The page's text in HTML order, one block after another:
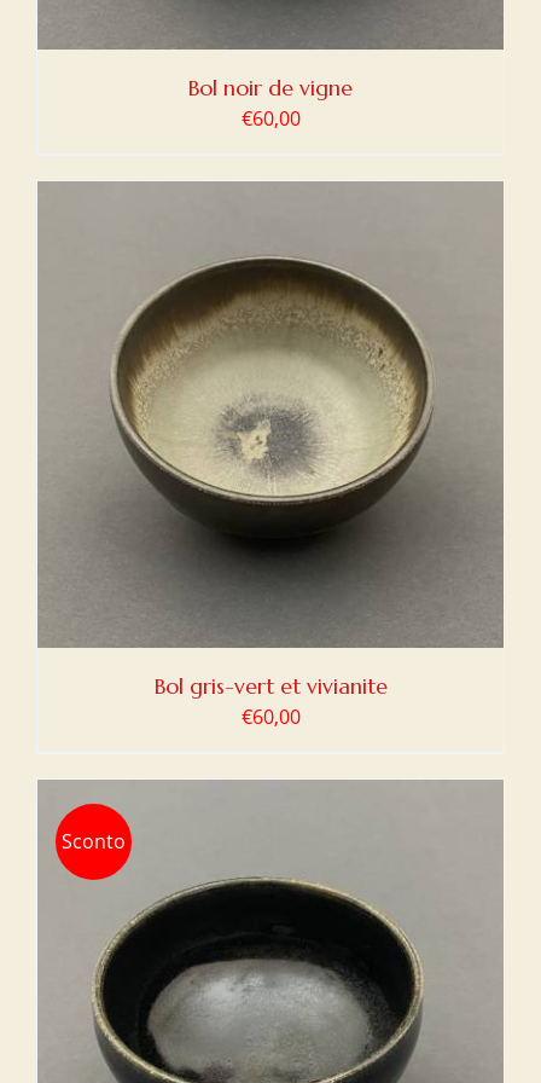
Bol noir de vigne
€60,00
Bol gris-vert et vivianite
€60,00
Sconto